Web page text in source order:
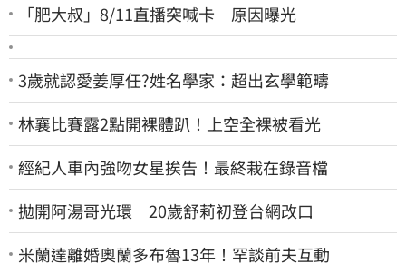
「肥大叔」8/11直播突喊卡 原因曝光
3歲就認愛姜厚任?姓名學家：超出玄學範疇
林襄比賽露2點開裸體趴！上空全裸被看光
經紀人車內強吻女星挨告！最終栽在錄音檔
拋開阿湯哥光環 20歲舒莉初登台網改口
米蘭達離婚奧蘭多布魯13年！罕談前夫互動